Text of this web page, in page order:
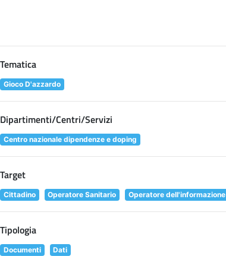
Tematica
Gioco D'azzardo
Dipartimenti/Centri/Servizi
Centro nazionale dipendenze e doping
Target
Cittadino Operatore Sanitario Operatore dell'informazione
Tipologia
Documenti Dati